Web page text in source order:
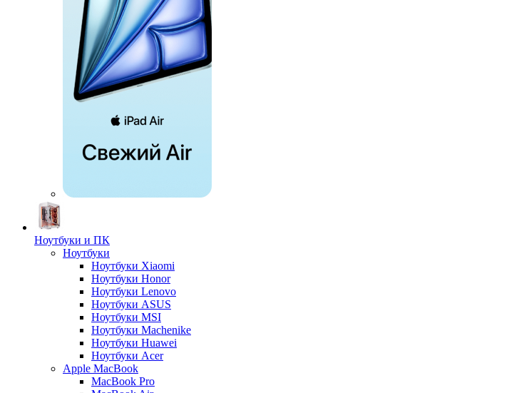
Ноутбуки и ПК
Ноутбуки
Ноутбуки Xiaomi
Ноутбуки Honor
Ноутбуки Lenovo
Ноутбуки ASUS
Ноутбуки MSI
Ноутбуки Machenike
Ноутбуки Huawei
Ноутбуки Acer
Apple MacBook
MacBook Pro